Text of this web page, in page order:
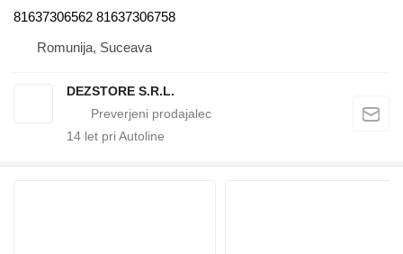
81637306562 81637306758
Romunija, Suceava
DEZSTORE S.R.L.
14 let pri Autoline